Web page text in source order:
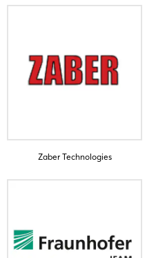
Zaber Technologies